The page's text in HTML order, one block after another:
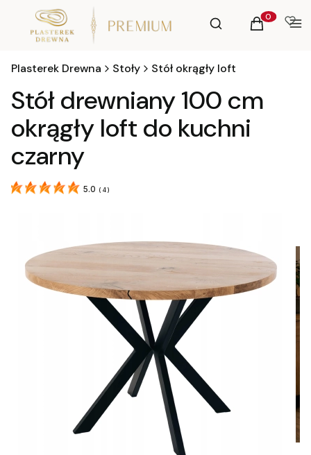
Otwórz
Szukaj Produkty w
Koszyk
Plasterek Drewna Stoły Stół okrągły loft
Stół drewniany 100 cm
okrągły loft do kuchni
czarny
5.0 ( 4)